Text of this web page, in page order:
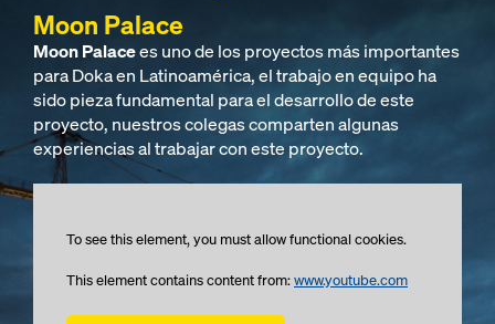
Moon Palace
Moon Palacees uno de los proyectos más importantes
para Doka en Latinoamérica, el trabajo en equipo ha
sido pieza fundamental para el desarrollo de este
proyecto, nuestros colegas comparten algunas
experiencias al trabajar con este proyecto.
To see this element, you must allow functional cookies.
This element contains content from:www.youtube.com